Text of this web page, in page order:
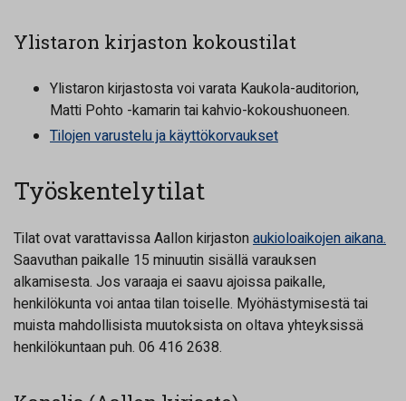
Ylistaron kirjaston kokoustilat
Ylistaron kirjastosta voi varata Kaukola-auditorion,
Matti Pohto -kamarin tai kahvio-kokoushuoneen.
Tilojen varustelu ja käyttökorvaukset
Työskentelytilat
Tilat ovat varattavissa Aallon kirjastonaukioloaikojen aikana.
Saavuthan paikalle 15 minuutin sisällä varauksen
alkamisesta. Jos varaaja ei saavu ajoissa paikalle,
henkilökunta voi antaa tilan toiselle. Myöhästymisestä tai
muista mahdollisista muutoksista on oltava yhteyksissä
henkilökuntaan puh. 06 416 2638.